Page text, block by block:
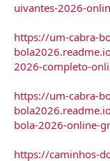
uivantes-2026-
https://um-cabra-
2026-completo-
https://um-cabra-
bola-2026-online-
https://caminhos-